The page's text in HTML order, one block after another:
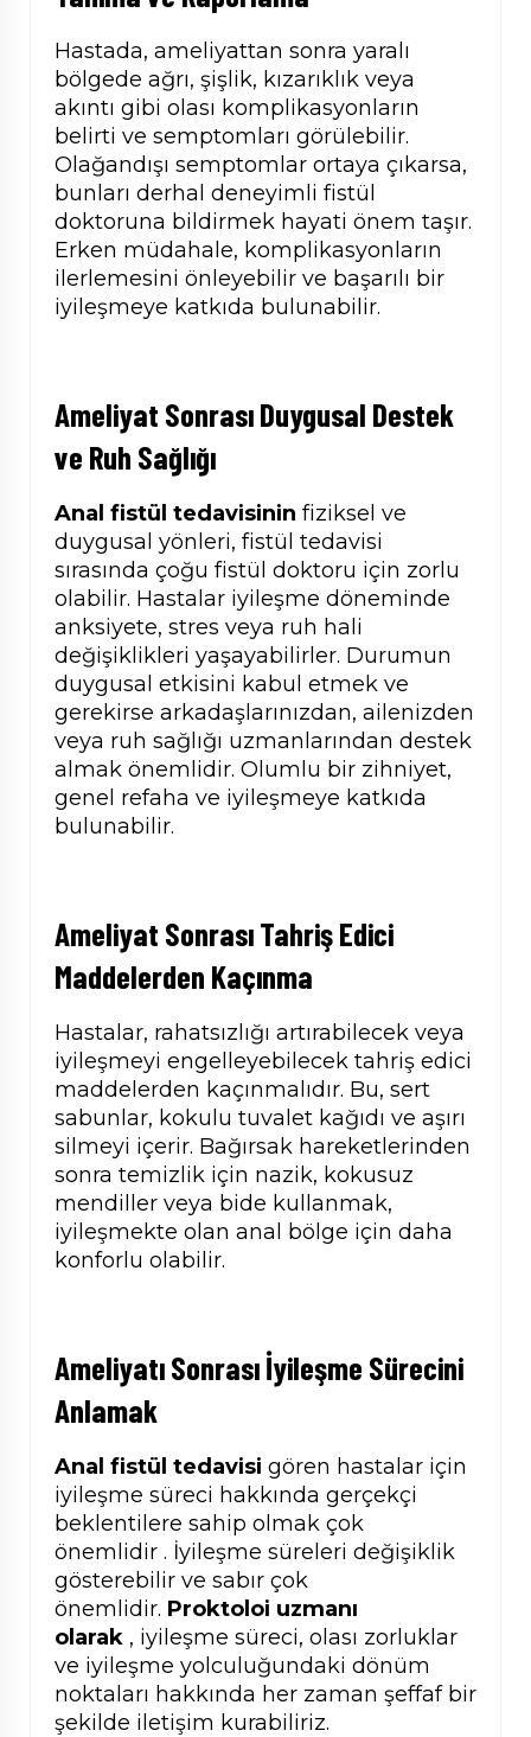
Hastada, ameliyattan sonra yaralı
bölgede ağrı, şişlik, kızarıklık veya
akıntı gibi olası komplikasyonların
belirti ve semptomları görülebilir.
Olağandışı semptomlar ortaya çıkarsa,
bunları derhal deneyimli fistül
doktoruna bildirmek hayati önem taşır.
Erken müdahale, komplikasyonların
ilerlemesini önleyebilir ve başarılı bir
iyileşmeye katkıda bulunabilir.
Ameliyat SonrasıDuygusal Destek
ve Ruh Sağlığı
Anal fistül tedavisinin fiziksel ve
duygusal yönleri, fistül tedavisi
sırasında çoğu fistül doktoru için zorlu
olabilir. Hastalar iyileşme döneminde
anksiyete, stres veya ruh hali
değişiklikleri yaşayabilirler. Durumun
duygusal etkisini kabul etmek ve
gerekirse arkadaşlarınızdan, ailenizden
veya ruh sağlığı uzmanlarından destek
almak önemlidir. Olumlu bir zihniyet,
genel refaha ve iyileşmeye katkıda
bulunabilir.
Ameliyat SonrasıTahriş Edici
Maddelerden Kaçınma
Hastalar, rahatsızlığı artırabilecek veya
iyileşmeyi engelleyebilecek tahriş edici
maddelerden kaçınmalıdır. Bu, sert
sabunlar, kokulu tuvalet kağıdı ve aşırı
silmeyi içerir. Bağırsak hareketlerinden
sonra temizlik için nazik, kokusuz
mendiller veya bide kullanmak,
iyileşmekte olan anal bölge için daha
konforlu olabilir.
Ameliyatı Sonrasıİyileşme Sürecini
Anlamak
Anal fistül tedavisi gören hastalar için
iyileşme süreci hakkında gerçekçi
beklentilere sahip olmak çok
önemlidir . İyileşme süreleri değişiklik
gösterebilir ve sabır çok
önemlidir. Proktoloi uzmanı
olarak , iyileşme süreci, olası zorluklar
ve iyileşme yolculuğundaki dönüm
noktaları hakkında her zaman şeffaf bir
şekilde iletişim kurabiliriz.